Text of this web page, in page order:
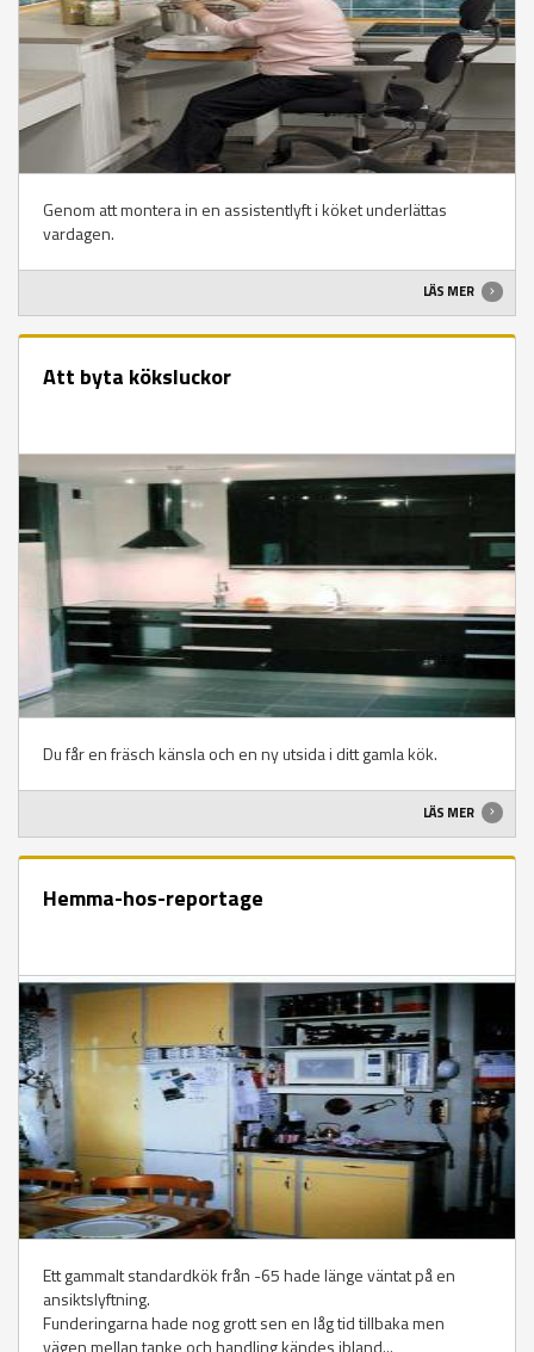
Genom att montera in en assistentlyft i köket underlättas
vardagen.
LÄS MER
Att byta köksluckor
Du får en fräsch känsla och en ny utsida i ditt gamla kök.
LÄS MER
Hemma-hos-reportage
Ett gammalt standardkök från -65 hade länge väntat på en
ansiktslyftning.
Funderingarna hade nog grott sen en låg tid tillbaka men
vägen mellan tanke och handling kändes ibland...